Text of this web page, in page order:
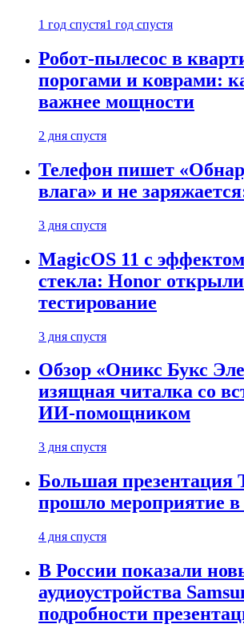
1 год спустя1 год спустя
Робот-пылесос в
порогами и коврами:
важнее мощности
2 дня спустя
Телефон пишет
влага» и не
3 дня спустя
MagicOS 11 с
стекла: Honor
тестирование
3 дня спустя
Обзор «Оникс Букс
изящная читалка со
ИИ-помощником
3 дня спустя
Большая презентация
прошло мероприятие
4 дня спустя
В России показали
аудиоустройства
подробности